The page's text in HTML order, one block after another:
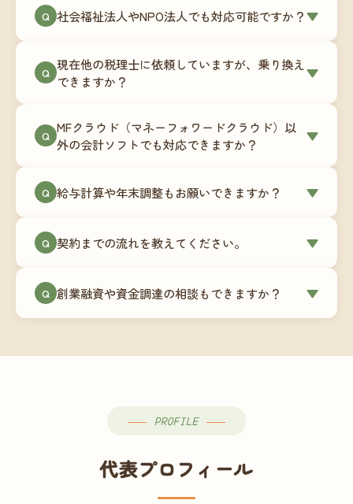
談にも対応しています。
次で進めています。そのため、決算時に追加の作
リプション型の料金体系を実現しています。年間
コストが事前にわかるので、資金繰りの見通しも
Q 社会福祉法人やNPO法人でも対応可能ですか？▼
は営利法人とは会計基準や監査要件が異なるた
め、別途お見積りとなります。まずはお気軽にご
Q 現在他の税理士に依頼していますが、乗り換え
できますか？
▼
ます。前任の税理士事務所との連携や、過去の帳
簿データの移行もお手伝いします。決算期のタイ
での変更も対応可能です。
Q MFクラウド（マネーフォワードクラウド）以
外の会計ソフトでも対応できますか？
▼
供しています。これから会計ソフトを導入される
します。freee・弥生会計等をご利用中の場合は、
Q 給与計算や年末調整もお願いできますか？ ▼
怠集計あり／5名まで）は月額15,000円〜、年末調
す。人数が増える場合は別途お見積りします。
Q 契約までの流れを教えてください。 ▼
（30〜60分）でご事業内容・ご要望のヒアリング
→ ③お見積り・ご契約 → ④MFクラウドの初期設
談から契約まで費用は発生しませんので、お気軽
Q 創業融資や資金調達の相談もできますか？ ▼
PROFILE
代表プロフィール